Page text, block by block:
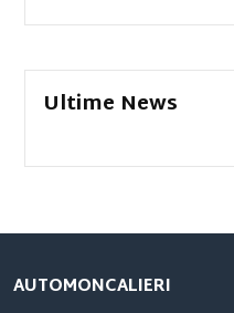
Ultime News
AUTOMONCALIERI